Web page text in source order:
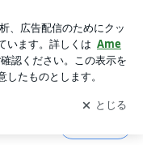
by Ameba
を受け取りまし
開く